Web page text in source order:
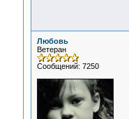
Любовь
Ветеран
Сообщений: 7250